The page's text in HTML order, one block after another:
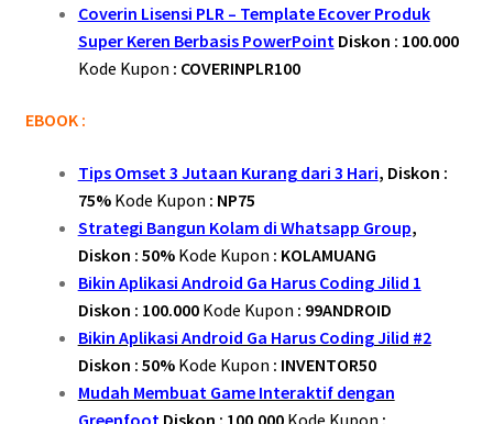
Coverin Lisensi PLR – Template Ecover Produk
Super Keren Berbasis PowerPoint Diskon : 100.000
Kode Kupon : COVERINPLR100
EBOOK :
Tips Omset 3 Jutaan Kurang dari 3 Hari, Diskon :
75% Kode Kupon : NP75
Strategi Bangun Kolam di Whatsapp Group,
Diskon : 50% Kode Kupon : KOLAMUANG
Bikin Aplikasi Android Ga Harus Coding Jilid 1
Diskon : 100.000 Kode Kupon : 99ANDROID
Bikin Aplikasi Android Ga Harus Coding Jilid #2
Diskon : 50% Kode Kupon : INVENTOR50
Mudah Membuat Game Interaktif dengan